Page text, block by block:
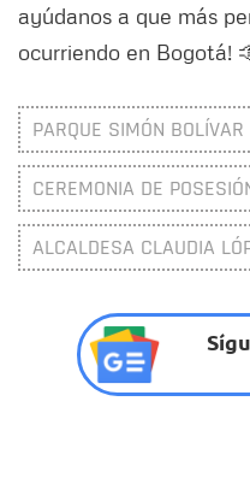
ayúdanos a que más
ocurriendo en Bogotá!
PARQUE SIMÓN BOLÍVAR
CEREMONIA DE
ALCALDESA CLAUDIA